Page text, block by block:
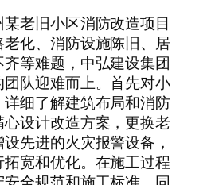
老旧小区消防改造项目
化、消防设施陈旧、居
等难题，中弘建设集团
队迎难而上。首先对小
细了解建筑布局和消防
设计改造方案，更换老
先进的火灾报警设备，
宽和优化。在施工过程